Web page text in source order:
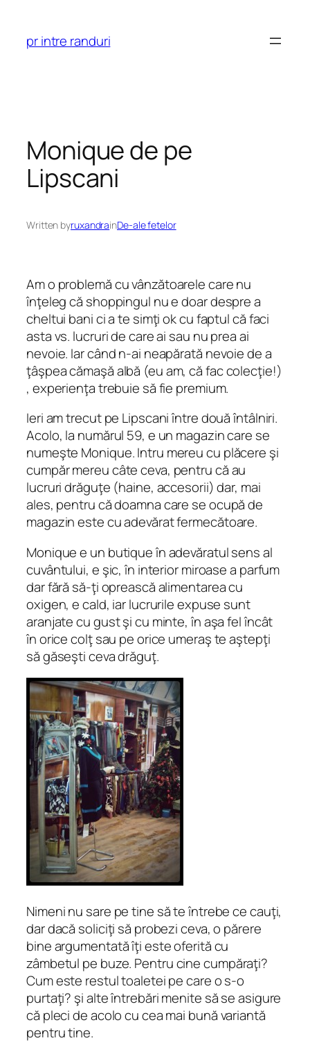
content
pr intre randuri
Monique de pe
Lipscani
Written byruxandrainDe-ale fetelor
Am o problemă cu vânzătoarele care nu
înţeleg că shoppingul nu e doar despre a
cheltui bani ci a te simţi ok cu faptul că faci
asta vs. lucruri de care ai sau nu prea ai
nevoie. Iar când n-ai neapărată nevoie de a
ţâşpea cămaşă albă (eu am, că fac colecţie!)
, experienţa trebuie să fie premium.
Ieri am trecut pe Lipscani între două întâlniri.
Acolo, la numărul 59, e un magazin care se
numeşte Monique. Intru mereu cu plăcere şi
cumpăr mereu câte ceva, pentru că au
lucruri drăguţe (haine, accesorii) dar, mai
ales, pentru că doamna care se ocupă de
magazin este cu adevărat fermecătoare.
Monique e un butique în adevăratul sens al
cuvântului, e şic, în interior miroase a parfum
dar fără să-ţi oprească alimentarea cu
oxigen, e cald, iar lucrurile expuse sunt
aranjate cu gust şi cu minte, în aşa fel încât
în orice colţ sau pe orice umeraş te aştepţi
să găseşti ceva drăguţ.
Nimeni nu sare pe tine să te întrebe ce cauţi,
dar dacă soliciţi să probezi ceva, o părere
bine argumentată îţi este oferită cu
zâmbetul pe buze. Pentru cine cumpăraţi?
Cum este restul toaletei pe care o s-o
purtaţi? şi alte întrebări menite să se asigure
că pleci de acolo cu cea mai bună variantă
pentru tine.